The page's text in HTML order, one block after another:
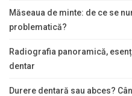
Măseaua de minte: de ce se
problematică?
Radiografia panoramică,
dentar
Durere dentară sau abces?